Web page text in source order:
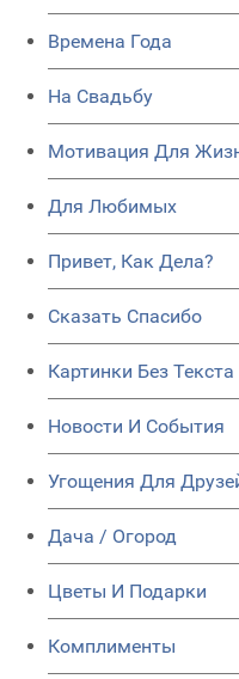
Времена Года
На Свадьбу
Мотивация Для
Для Любимых
Привет, Как Дела?
Сказать Спасибо
Картинки Без Текста
Новости И События
Угощения Для
Дача / Огород
Цветы И Подарки
Комплименты